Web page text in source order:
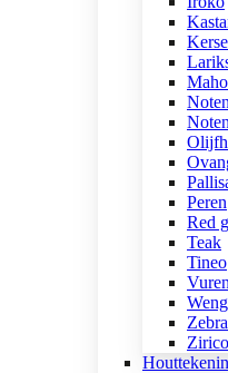
Peren
Red
Teak
Tineo
Vuren